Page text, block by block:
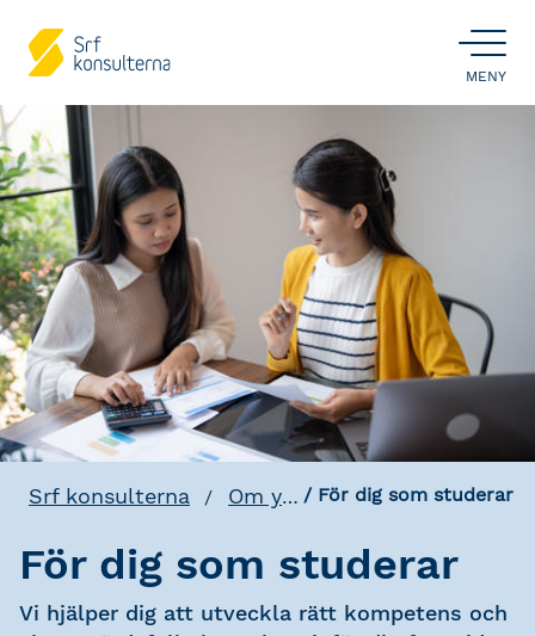
ÖPPNA
MENY
Srf konsulterna Om yrkesrollerna För dig som studerar
För dig som studerar
Vi hjälper dig att utveckla rätt kompetens och